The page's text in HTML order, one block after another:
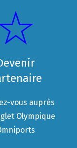
vous auprès
Olympique